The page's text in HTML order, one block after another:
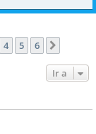
4 5 6
Ir a